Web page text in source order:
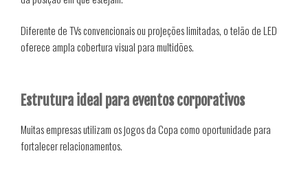
Diferente de TVs convencionais ou projeções limitadas, o telão de LED
oferece ampla cobertura visual para multidões.
Estrutura ideal para eventos corporativos
Muitas empresas utilizam os jogos da Copa como oportunidade para
fortalecer relacionamentos.